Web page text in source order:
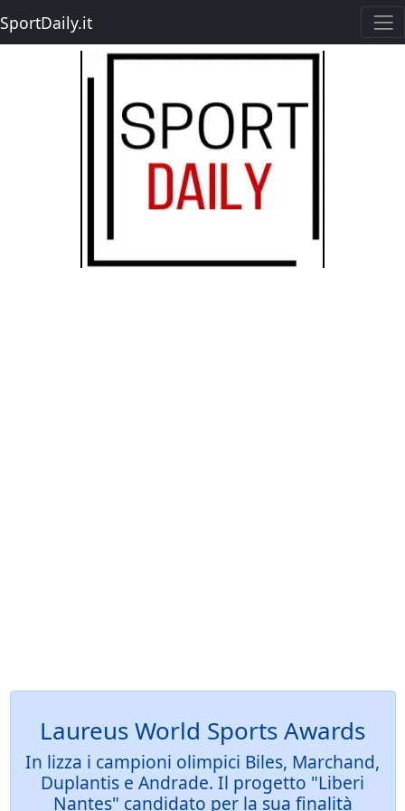
SportDaily.it
Laureus World Sports Awards
In lizza i campioni olimpici Biles, Marchand,
Duplantis e Andrade. Il progetto "Liberi
Nantes" candidato per la sua finalità